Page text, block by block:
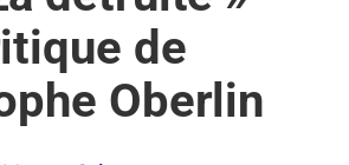
de
Oberlin